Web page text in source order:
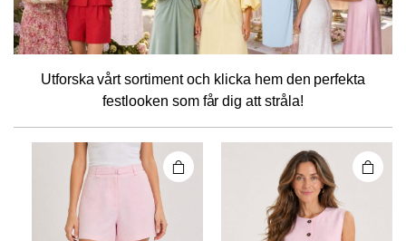
Utforska vårt sortiment och klicka hem den perfekta
festlooken som får dig att stråla!
Den här
produkten
varianter.
De olika
alternativen
kan väljas på
Den här
varianter.
De olika
alternativen
kan väljas på